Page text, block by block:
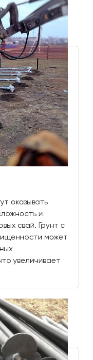
оказывать
и
свай. Грунт с
может
увеличивает